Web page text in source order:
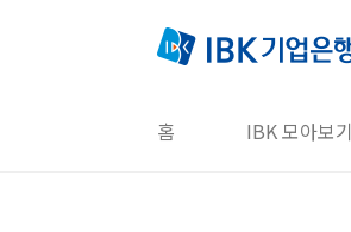
홈 IBK 모아보기